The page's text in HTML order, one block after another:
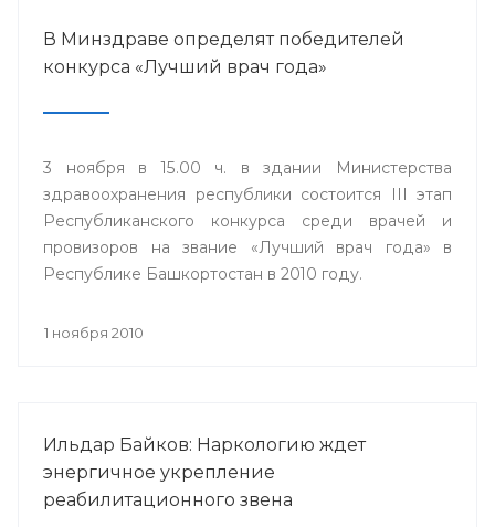
В Минздраве определят победителей
конкурса «Лучший врач года»
3 ноября в 15.00 ч. в здании Министерства
здравоохранения республики состоится III этап
Республиканского конкурса среди врачей и
провизоров на звание «Лучший врач года» в
Республике Башкортостан в 2010 году.
1 ноября 2010
Ильдар Байков: Наркологию ждет
энергичное укрепление
реабилитационного звена